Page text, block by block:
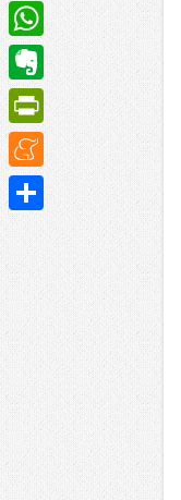
Twitter
WhatsApp
Evernote
PrintFriendly
Meneame
Compartir